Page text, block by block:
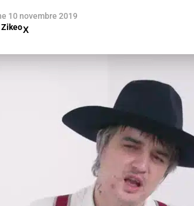
10 novembre 2019